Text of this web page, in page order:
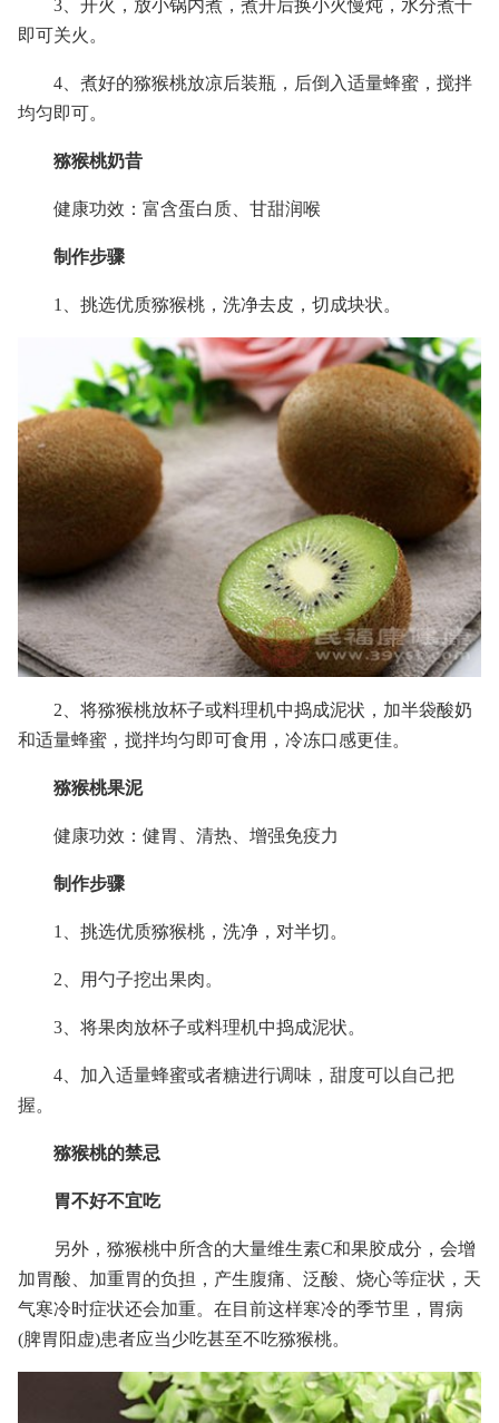
3、开火，放小锅内煮，煮开后换小火慢炖，水分煮干
即可关火。
4、煮好的猕猴桃放凉后装瓶，后倒入适量蜂蜜，搅拌
均匀即可。
猕猴桃奶昔
健康功效：富含蛋白质、甘甜润喉
制作步骤
1、挑选优质猕猴桃，洗净去皮，切成块状。
2、将猕猴桃放杯子或料理机中捣成泥状，加半袋酸奶
和适量蜂蜜，搅拌均匀即可食用，冷冻口感更佳。
猕猴桃果泥
健康功效：健胃、清热、增强免疫力
制作步骤
1、挑选优质猕猴桃，洗净，对半切。
2、用勺子挖出果肉。
3、将果肉放杯子或料理机中捣成泥状。
4、加入适量蜂蜜或者糖进行调味，甜度可以自己把
握。
猕猴桃的禁忌
胃不好不宜吃
另外，猕猴桃中所含的大量维生素C和果胶成分，会增
加胃酸、加重胃的负担，产生腹痛、泛酸、烧心等症状，天
气寒冷时症状还会加重。在目前这样寒冷的季节里，胃病
(脾胃阳虚)患者应当少吃甚至不吃猕猴桃。